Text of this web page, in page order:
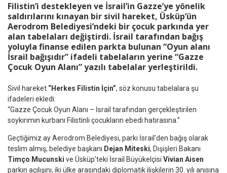
Filistin’i destekleyen ve İsrail’in Gazze’ye yönelik
saldırılarını kınayan bir sivil hareket, Üsküp’ün
Aerodrom Belediyesi’ndeki bir çocuk parkında yer
alan tabelaları değiştirdi. İsrail tarafından bağış
yoluyla finanse edilen parkta bulunan “Oyun alanı
İsrail bağışıdır” ifadeli tabelaların yerine “Gazze
Çocuk Oyun Alanı” yazılı tabelalar yerleştirildi.
Sivil hareket “Herkes Filistin İçin”, söz konusu tabelalara şu
ifadeleri ekledi:
“Gazze Çocuk Oyun Alanı – İsrail tarafından gerçekleştirilen
soykırımın kurbanı Filistinli çocukların ebedi hatırasına.”
Geçtiğimiz ay Aerodrom Belediyesi, parkı İsrail’den bağış olarak
teslim almış; belediye başkanı Dejan Miteski, Dışişleri Bakanı
Timço Mucunski ve Üsküp’teki İsrail Büyükelçisi Vivian Aisen
parkın açılışını, iki ülke arasındaki diplomatik ilişkilerin 30. yılı anısına